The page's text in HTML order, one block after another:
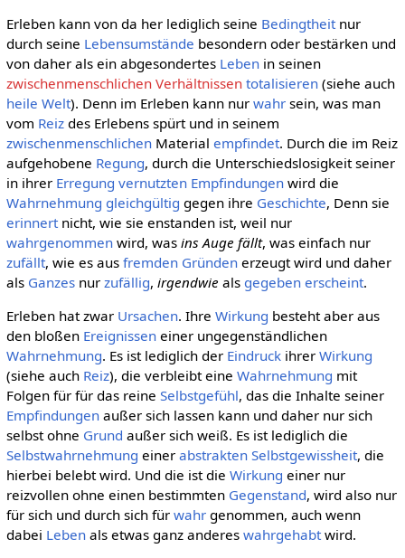
Erleben kann von da her lediglich seine Bedingtheitnur
durch seine Lebensumstände besondern oder bestärken und
von daher als ein abgesondertes Lebenin seinen
zwischenmenschlichen Verhältnissen totalisieren(siehe auch
heile Welt). Denn im Erleben kann nur wahrsein, was man
vom Reizdes Erlebens spürt und in seinem
zwischenmenschlichenMaterial empfindet. Durch die im Reiz
aufgehobene Regung, durch die Unterschiedslosigkeit seiner
in ihrer Erregung vernutzten Empfindungenwird die
Wahrnehmung gleichgültig gegen ihre Geschichte, Denn sie
erinnertnicht, wie sie enstanden ist, weil nur
wahrgenommenwird, was ins Auge fällt, was einfach nur
zufällt, wie es aus fremden Gründenerzeugt wird und daher
als Ganzesnur zufällig, irgendwie als gegeben erscheint.
Erleben hat zwar Ursachen. Ihre Wirkung besteht aber aus
den bloßen Ereignisseneiner ungegenständlichen
Wahrnehmung. Es ist lediglich der Eindruckihrer Wirkung
(siehe auch Reiz), die verbleibt eine Wahrnehmung mit
Folgen für für das reine Selbstgefühl, das die Inhalte seiner
Empfindungenaußer sich lassen kann und daher nur sich
selbst ohne Grund außer sich weiß. Es ist lediglich die
Selbstwahrnehmung einer abstrakten Selbstgewissheit, die
hierbei belebt wird. Und die ist die Wirkung einer nur
reizvollen ohne einen bestimmten Gegenstand, wird also nur
für sich und durch sich für wahrgenommen, auch wenn
dabei Lebenals etwas ganz anderes wahrgehabtwird.